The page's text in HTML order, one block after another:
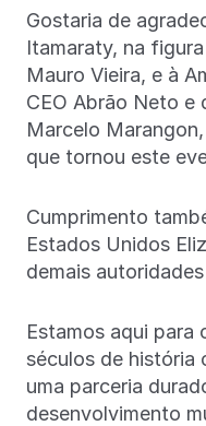
Gostaria de
Itamaraty, na
Mauro Vieira, e à
CEO Abrão Neto e
Marcelo
que tornou este
Cumprimento
Estados Unidos
demais
Estamos aqui para
séculos de história
uma parceria
desenvolvimento